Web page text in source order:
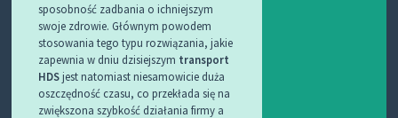
sposobność zadbania o ichniejszym
swoje zdrowie. Głównym powodem
stosowania tego typu rozwiązania, jakie
zapewnia w dniu dzisiejszym transport
HDSjest natomiast niesamowicie duża
oszczędność czasu, co przekłada się na
zwiększona szybkość działania firmy a